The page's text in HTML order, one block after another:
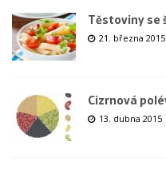
Těstoviny se
21. března 2015
Cizrnová
13. dubna 2015